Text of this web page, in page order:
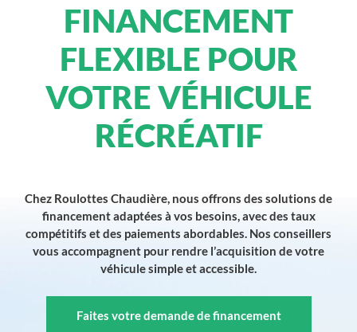
FINANCEMENT
FLEXIBLE POUR
VOTRE VÉHICULE
RÉCRÉATIF
Chez Roulottes Chaudière, nous offrons des solutions de
financement adaptées à vos besoins, avec des taux
compétitifs et des paiements abordables. Nos conseillers
vous accompagnent pour rendre l’acquisition de votre
véhicule simple et accessible.
Faites votre demande de financement